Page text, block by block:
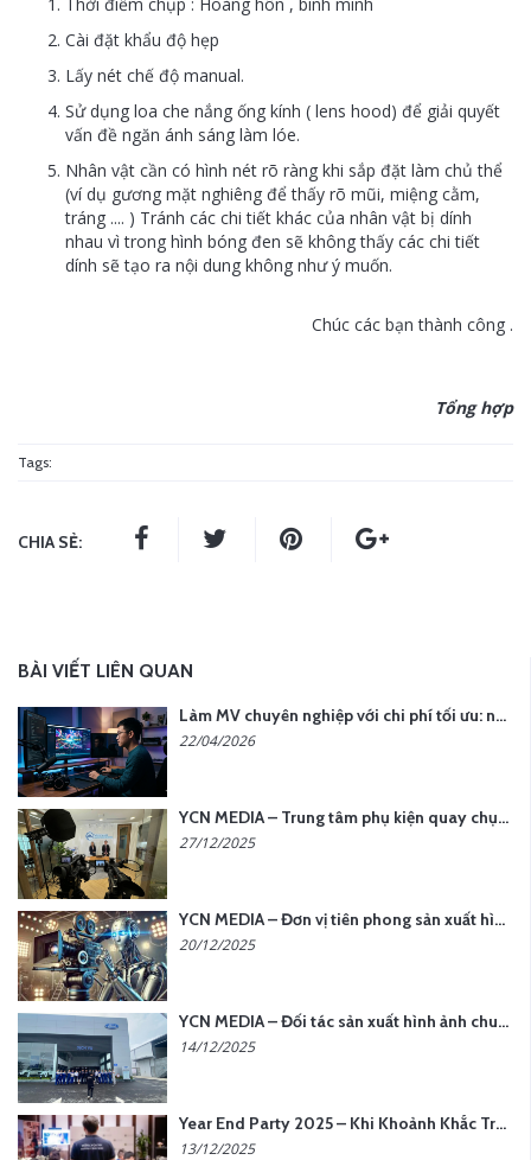
Cài đặt khẩu độ hẹp
Lấy nét chế độ manual.
Sử dụng loa che nắng ống kính ( lens hood) để giải quyết
vấn đề ngăn ánh sáng làm lóe.
Nhân vật cần có hình nét rõ ràng khi sắp đặt làm chủ thể
(ví dụ gương mặt nghiêng để thấy rõ mũi, miệng cằm,
tráng .... ) Tránh các chi tiết khác của nhân vật bị dính
nhau vì trong hình bóng đen sẽ không thấy các chi tiết
dính sẽ tạo ra nội dung không như ý muốn.
Chúc các bạn thành công .
Tổng hợp
Tags:
CHIA SẺ:
BÀI VIẾT LIÊN QUAN
Làm MV chuyên nghiệp với chi phí tối ưu: nên chọn quay thực tế hay video AI?
22/04/2026
YCN MEDIA – Trung tâm phụ kiện quay chụp tại Hà Nội
27/12/2025
YCN MEDIA – Đơn vị tiên phong sản xuất hình ảnh & âm thanh bằng AI tại Hà Nội
20/12/2025
YCN MEDIA – Đối tác sản xuất hình ảnh chuyên nghiệp cho doanh nghiệp tại Hà Nội
14/12/2025
Year End Party 2025 – Khi Khoảnh Khắc Trở Thành Dấu Ấn | Gói Ưu Đãi Tháng 12 Từ YCN Media
13/12/2025